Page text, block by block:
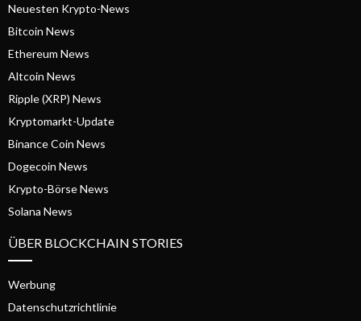
Neuesten Krypto-News
Bitcoin News
Ethereum News
Altcoin News
Ripple (XRP) News
Kryptomarkt-Update
Binance Coin News
Dogecoin News
Krypto-Börse News
Solana News
ÜBER BLOCKCHAIN STORIES
Werbung
Datenschutzrichtlinie